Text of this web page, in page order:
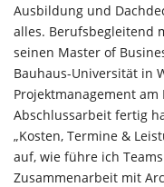
Ausbildung und
alles. Berufsbegleitend
seinen Master of
Bauhaus-Universität in
Projektmanagement
Abschlussarbeit fertig
„Kosten, Termine &
auf, wie führe ich
Zusammenarbeit mit